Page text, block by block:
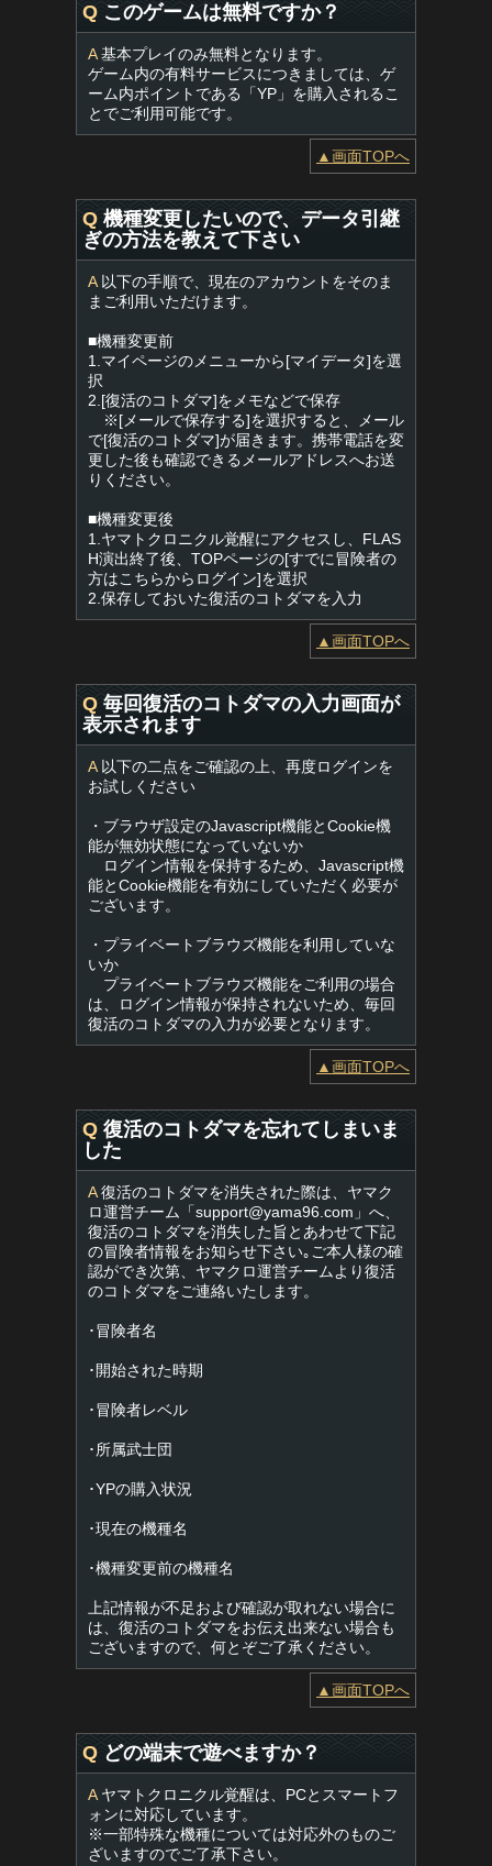
Q このゲームは無料ですか？
A基本プレイのみ無料となります。
ゲーム内の有料サービスにつきましては、ゲ
ーム内ポイントである「YP」を購入されるこ
とでご利用可能です。
▲画面TOPへ
Q 機種変更したいので、データ引継
ぎの方法を教えて下さい
A以下の手順で、現在のアカウントをそのま
まご利用いただけます。
■機種変更前
1.マイページのメニューから[マイデータ]を選
択
2.[復活のコトダマ]をメモなどで保存
※[メールで保存する]を選択すると、メール
で[復活のコトダマ]が届きます。携帯電話を変
更した後も確認できるメールアドレスへお送
りください。
■機種変更後
1.ヤマトクロニクル覚醒にアクセスし、FLAS
H演出終了後、TOPページの[すでに冒険者の
方はこちらからログイン]を選択
2.保存しておいた復活のコトダマを入力
▲画面TOPへ
Q 毎回復活のコトダマの入力画面が
表示されます
A以下の二点をご確認の上、再度ログインを
お試しください
・ブラウザ設定のJavascript機能とCookie機
能が無効状態になっていないか
ログイン情報を保持するため、Javascript機
能とCookie機能を有効にしていただく必要が
ございます。
・プライベートブラウズ機能を利用していな
いか
プライベートブラウズ機能をご利用の場合
は、ログイン情報が保持されないため、毎回
復活のコトダマの入力が必要となります。
▲画面TOPへ
Q 復活のコトダマを忘れてしまいま
した
A復活のコトダマを消失された際は、ヤマク
ロ運営チーム「support@yama96.com 」へ、
復活のコトダマを消失した旨とあわせて下記
の冒険者情報をお知らせ下さい｡ご本人様の確
認ができ次第、ヤマクロ運営チームより復活
のコトダマをご連絡いたします。
･冒険者名
･開始された時期
･冒険者レベル
･所属武士団
･YPの購入状況
･現在の機種名
･機種変更前の機種名
上記情報が不足および確認が取れない場合に
は、復活のコトダマをお伝え出来ない場合も
ございますので、何とぞご了承ください。
▲画面TOPへ
Q どの端末で遊べますか？
Aヤマトクロニクル覚醒は、PCとスマートフ
ォンに対応しています。
※一部特殊な機種については対応外のものご
ざいますのでご了承下さい。